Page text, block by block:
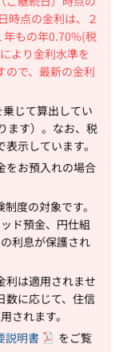
時点の金利は、２
年もの年0.70%(税
より金利水準を
ので、最新の金利
じて算出してい
ます）。なお、税
示しています。
をお預入れの場合
度の対象です。
ド預金、円仕組
利息が保護され
利は適用されませ
数に応じて、住信
されます。
説明書
をご覧